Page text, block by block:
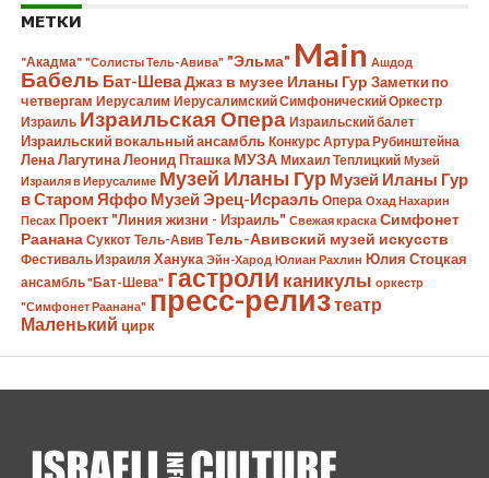
МЕТКИ
"Акадма" "Солисты Тель-Авива" "Эльма" Main Ашдод
Бабель Бат-ШеваДжаз в музее Иланы Гур Заметки по
четвергам Иерусалим Иерусалимский Симфонический Оркестр
Израиль Израильская Опера Израильский балет
Израильский вокальный ансамбль Конкурс Артура Рубинштейна
Лена Лагутина Леонид Пташка МУЗА Михаил Теплицкий Музей
Израиля в Иерусалиме Музей Иланы Гур Музей Иланы Гур
в Старом Яффо Музей Эрец-Исраэль Опера Охад Нахарин
Песах Проект "Линия жизни - Израиль" Свежая краска Симфонет
Раанана Суккот Тель-Авив Тель-Авивский музей искусств
Фестиваль Израиля Ханука Эйн-Харод Юлиан Рахлин Юлия Стоцкая
ансамбль "Бат-Шева" гастроли каникулы оркестр
"Симфонет Раанана" пресс-релизтеатр
Маленький цирк